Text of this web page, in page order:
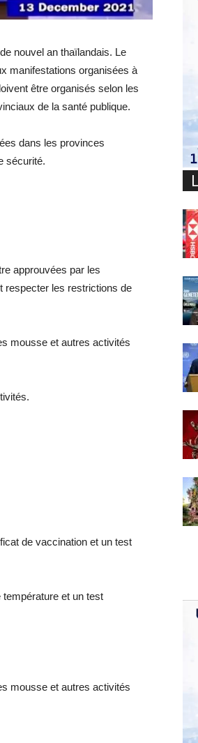
nouvel an thaïlandais. Le
manifestations organisées à
être organisés selon les
de la santé publique.
dans les provinces
sécurité.
approuvées par les
respecter les restrictions de
mousse et autres activités
de vaccination et un test
et un test
mousse et autres activités